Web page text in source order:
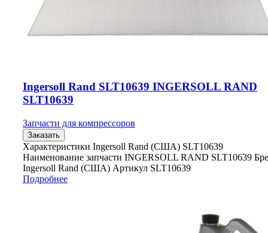
Ingersoll Rand SLT10639 INGERSOLL RAND
SLT10639
Запчасти для компрессоров
Заказать
Характеристики Ingersoll Rand (США) SLT10639
Наименование запчасти INGERSOLL RAND SLT10639
Ingersoll Rand (США) Артикул SLT10639
Подробнее